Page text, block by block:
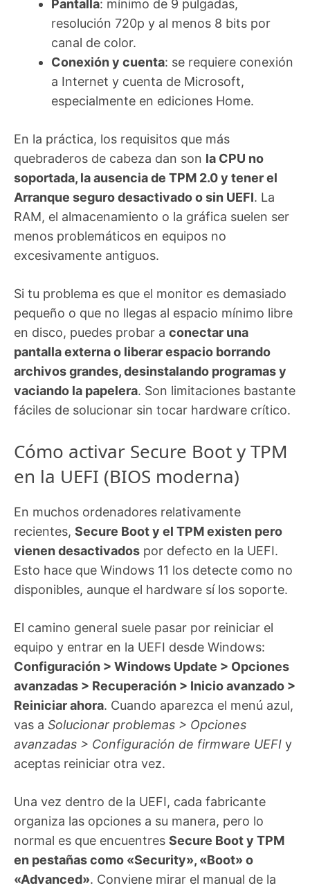
Pantalla: mínimo de 9 pulgadas,
resolución 720p y al menos 8 bits por
canal de color.
Conexión y cuenta: se requiere conexión
a Internet y cuenta de Microsoft,
especialmente en ediciones Home.
En la práctica, los requisitos que más
quebraderos de cabeza dan son la CPU no
soportada, la ausencia de TPM 2.0 y tener el
Arranque seguro desactivado o sin UEFI. La
RAM, el almacenamiento o la gráfica suelen ser
menos problemáticos en equipos no
excesivamente antiguos.
Si tu problema es que el monitor es demasiado
pequeño o que no llegas al espacio mínimo libre
en disco, puedes probar a conectar una
pantalla externa o liberar espacio borrando
archivos grandes, desinstalando programas y
vaciando la papelera. Son limitaciones bastante
fáciles de solucionar sin tocar hardware crítico.
Cómo activar Secure Boot y TPM
en la UEFI (BIOS moderna)
En muchos ordenadores relativamente
recientes, Secure Boot y el TPM existen pero
vienen desactivados por defecto en la UEFI.
Esto hace que Windows 11 los detecte como no
disponibles, aunque el hardware sí los soporte.
El camino general suele pasar por reiniciar el
equipo y entrar en la UEFI desde Windows:
Configuración > Windows Update > Opciones
avanzadas > Recuperación > Inicio avanzado >
Reiniciar ahora. Cuando aparezca el menú azul,
vas a Solucionar problemas > Opciones
avanzadas > Configuración de firmware UEFI y
aceptas reiniciar otra vez.
Una vez dentro de la UEFI, cada fabricante
organiza las opciones a su manera, pero lo
normal es que encuentres Secure Boot y TPM
en pestañas como «Security», «Boot» o
«Advanced». Conviene mirar el manual de la